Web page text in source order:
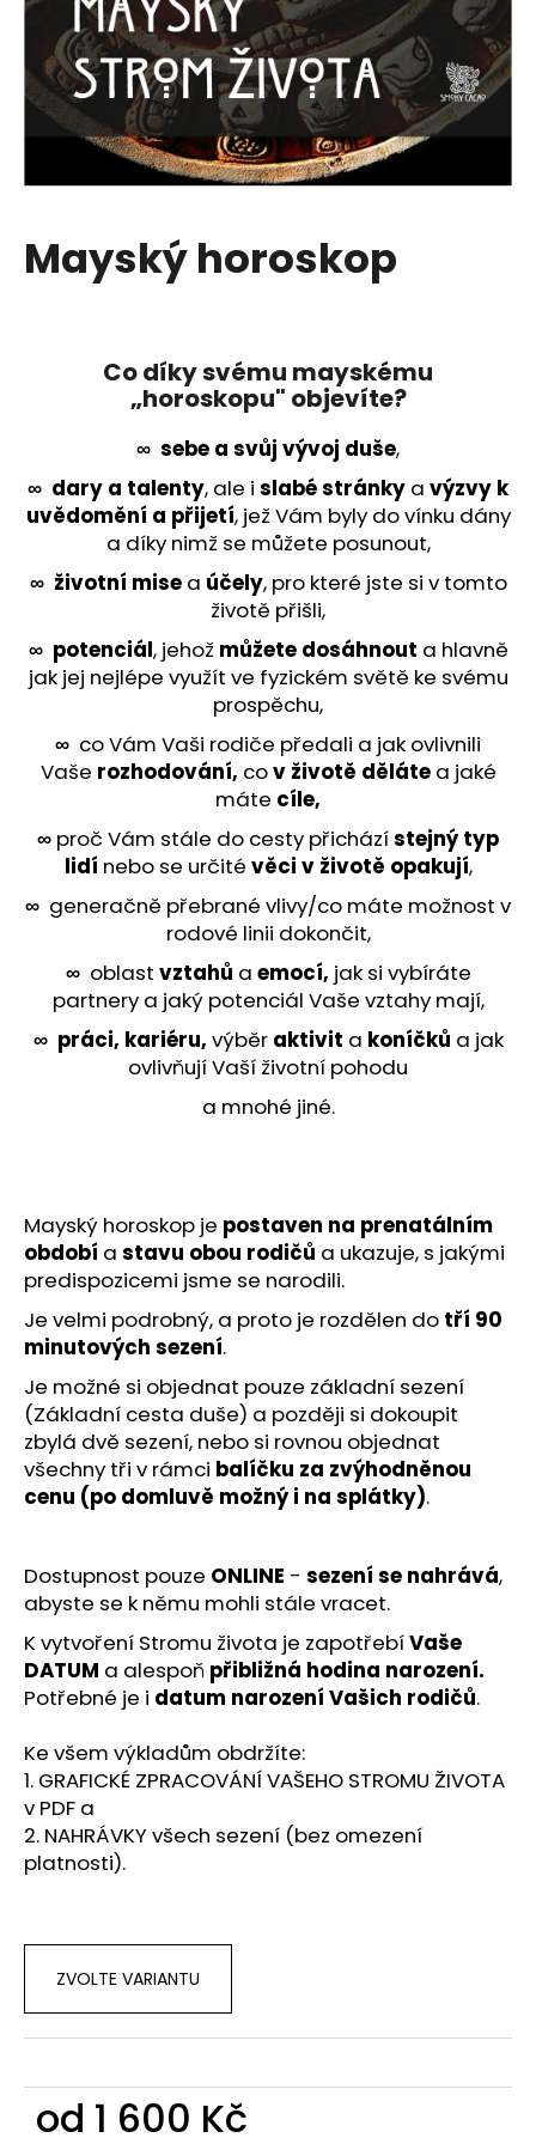
Mayský horoskop
Co díky svému mayskému
„horoskopu" objevíte?
∞ sebe a svůj vývoj duše,
∞ dary a talenty, ale i slabé stránky a výzvy k
uvědomění a přijetí, jež Vám byly do vínku dány
a díky nimž se můžete posunout,
∞ životní misea účely, pro které jste si v tomto
životě přišli,
∞ potenciál, jehož můžete dosáhnout a hlavně
jak jej nejlépe využít ve fyzickém světě ke svému
prospěchu,
∞ co Vám Vaši rodiče předali a jak ovlivnili
Vaše rozhodování, covživotě děláte a jaké
máte cíle,
∞ proč Vám stále do cesty přicházístejný typ
lidí nebo se určité věci v životě opakují,
∞ generačně přebrané vlivy/co máte možnost v
rodové linii dokončit,
∞ oblast vztahů a emocí, jak si vybíráte
partnery a jaký potenciál Vaše vztahy mají,
∞ práci, kariéru, výběr aktivit a koníčků a jak
ovlivňují Vaší životní pohodu
a mnohé jiné.
Mayský horoskop je postaven na prenatálním
období a stavu obou rodičů a ukazuje, s jakými
predispozicemi jsme se narodili.
Je velmi podrobný, a proto je rozdělen do tří 90
minutových sezení.
Je možné si objednat pouze základní sezení
(Základní cesta duše) a později si dokoupit
zbylá dvě sezení, nebo si rovnou objednat
všechny tři v rámci balíčku za zvýhodněnou
cenu (po domluvě možný i na splátky).
Dostupnost pouze ONLINE - sezení se nahrává,
abyste se k němu mohli stále vracet.
K vytvoření Stromu života je zapotřebíVaše
DATUM a alespoň přibližná hodina narození.
Potřebné je i datum narození Vašich rodičů.
Ke všem výkladům obdržíte:
1. GRAFICKÉ ZPRACOVÁNÍ VAŠEHO STROMU ŽIVOTA
v PDF a
2. NAHRÁVKY všech sezení (bez omezení
platnosti).
ZVOLTE VARIANTU
od 1 600 Kč
j
í
HLEDAT